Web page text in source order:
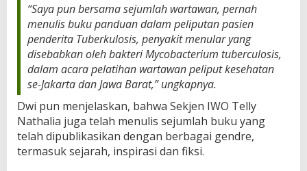
“Saya pun bersama sejumlah wartawan, pernah
menulis buku panduan dalam peliputan pasien
penderita Tuberkulosis, penyakit menular yang
disebabkan oleh bakteri Mycobacterium tuberculosis,
dalam acara pelatihan wartawan peliput kesehatan
se-Jakarta dan Jawa Barat,” ungkapnya.
Dwi pun menjelaskan, bahwa Sekjen IWO Telly
Nathalia juga telah menulis sejumlah buku yang
telah dipublikasikan dengan berbagai gendre,
termasuk sejarah, inspirasi dan fiksi.